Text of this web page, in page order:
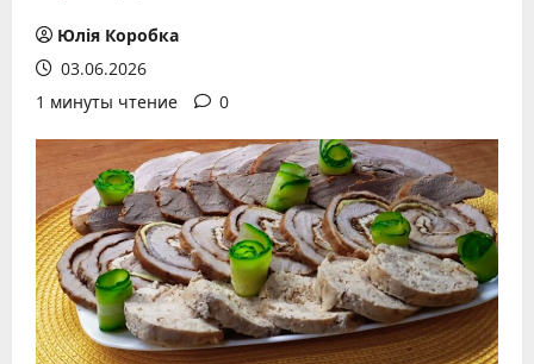
Юлія Коробка
03.06.2026
1 минуты чтение
0